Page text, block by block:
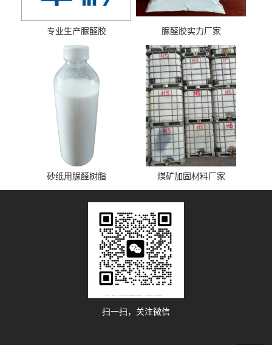
专业生产脲醛胶 脲醛胶实力厂家
砂纸用脲醛树脂 煤矿加固材料厂家
扫一扫，关注微信